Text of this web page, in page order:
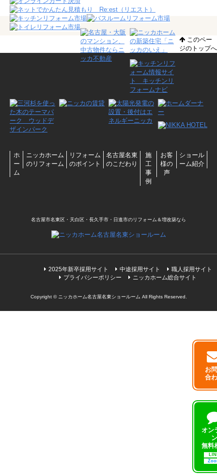
お
合
オン
ン
無料
このペー
ジのトップへ
ホ
ー
ム
ニッカホーム
のリフォーム
リフォーム
のポイント
名古屋名東
のこだわり
施
工
事
例
お客
様の
声
ショール
ーム紹介
名古屋市名東区・天白区・長久手市・日進市のリフォーム＆増改築なら
2025年新卒採用サイト 中途採用サイト
職人採用サイト
プライバシーポリシー
ニッカホーム総合サイト
Copyright © ニッカホーム名古屋名東ショールーム All Rights Reserved.